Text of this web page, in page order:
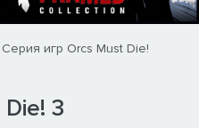
Серия игр Orcs Must Die!
3